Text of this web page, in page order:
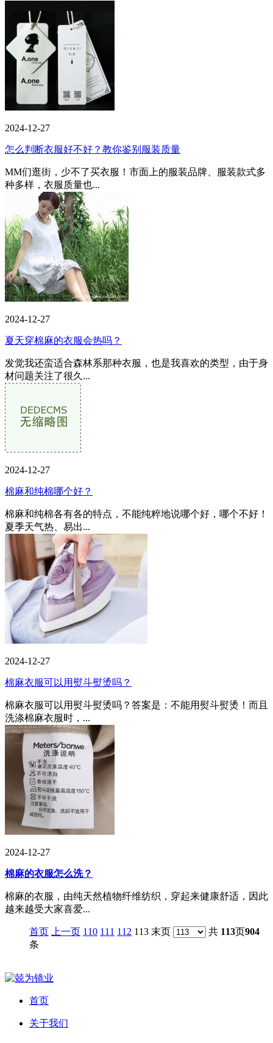
2024-12-27
怎么判断衣服好不好？教你鉴别服装质量
MM们逛街，少不了买衣服！市面上的服装品牌、服装款式多
种多样，衣服质量也...
2024-12-27
夏天穿棉麻的衣服会热吗？
发觉我还蛮适合森林系那种衣服，也是我喜欢的类型，由于身
材问题关注了很久...
2024-12-27
棉麻和纯棉哪个好？
棉麻和纯棉各有各的特点，不能纯粹地说哪个好，哪个不好！
夏季天气热、易出...
2024-12-27
棉麻衣服可以用熨斗熨烫吗？
棉麻衣服可以用熨斗熨烫吗？答案是：不能用熨斗熨烫！而且
洗涤棉麻衣服时，...
2024-12-27
棉麻的衣服怎么洗？
棉麻的衣服，由纯天然植物纤维纺织，穿起来健康舒适，因此
越来越受大家喜爱...
首页 上一页 110 111 112 113 末页 共 113页904
条
首页
关于我们